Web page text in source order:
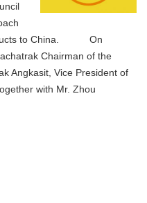
to China. On
Chairman of the
Angkasit, Vice President of
with Mr. Zhou